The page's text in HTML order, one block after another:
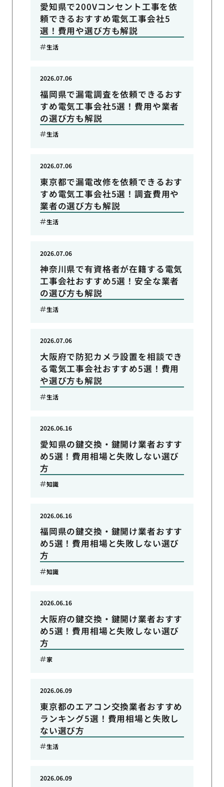
愛知県で200Vコンセント工事を依
頼できるおすすめ電気工事会社5
選！費用や選び方も解説
生活
福岡県で漏電調査を依頼できるおす
すめ電気工事会社5選！費用や業者
の選び方も解説
2026.07.06
生活
東京都で漏電改修を依頼できるおす
すめ電気工事会社5選！調査費用や
業者の選び方も解説
2026.07.06
生活
神奈川県で有資格者が在籍する電気
工事会社おすすめ5選！安全な業者
の選び方も解説
2026.07.06
生活
大阪府で防犯カメラ設置を相談でき
る電気工事会社おすすめ5選！費用
や選び方も解説
2026.07.06
生活
愛知県の鍵交換・鍵開け業者おすす
め5選！費用相場と失敗しない選び
方
2026.06.16
知識
福岡県の鍵交換・鍵開け業者おすす
め5選！費用相場と失敗しない選び
方
2026.06.16
知識
大阪府の鍵交換・鍵開け業者おすす
め5選！費用相場と失敗しない選び
方
2026.06.16
家
東京都のエアコン交換業者おすすめ
ランキング5選！費用相場と失敗し
ない選び方
2026.06.09
生活
2026.06.09